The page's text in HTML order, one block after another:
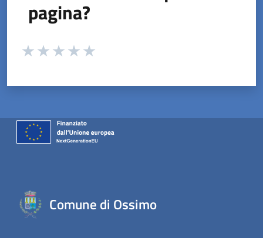
pagina?
Valuta da 1 a 5 stelle la pagina
Comune di Ossimo